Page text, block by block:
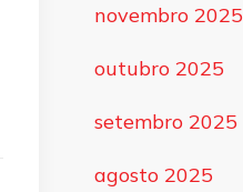
novembro 2025
outubro 2025
setembro 2025
agosto 2025